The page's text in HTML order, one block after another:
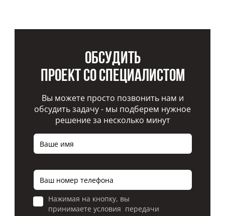
Обсудить
проект со специалистом
Вы можете просто позвонить нам и
обсудить задачу - мы подберем нужное
решение за несколько минут
Нажимая на кнопку, вы
принимаете условия передачи